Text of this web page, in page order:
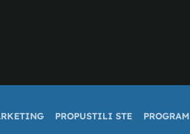
PROPUSTILI STE PROGRAM